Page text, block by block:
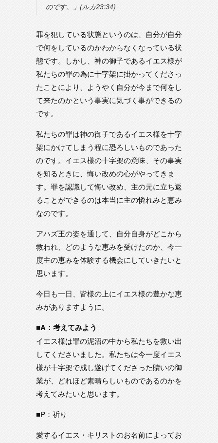
のです。」(ルカ23:34)
罪を犯している状態というのは、自分が自分
で何をしているのかわからなくなっている状
態です。しかし、神の御子であるイエス様が
私たちの罪の為に十字架に掛かってくださっ
たことにより、ようやく自分が今まで何をし
て来たのかという事実に気づく事ができるの
です。
私たちの罪は神の御子であるイエス様を十字
架にかけてしまう程に恐ろしいものであった
のです。イエス様の十字架の意味、その事実
を知るときに、悔い改めの心がやってきま
す。罪を認識して悔い改め、主の元に立ち返
ることができるのは本当に主の憐れみと恵み
なのです。
アハズ王の姿を通して、自分自身がどこから
救われ、どのような恵みを受けたのか、今一
度主の恵みを体験する機会にしていきたいと
思います。
今日も一日、皆様の上にイエス様の豊かな恵
みがありますように。
■A：考えてみよう
イエス様は罪の泥沼の中から私たちを救い出
してくださいました。私たちは今一度イエス
様が十字架で成し遂げてくださった贖いの御
業が、どれほど素晴らしいものであるのかを
考えてみたいと思います。
■P：祈り
愛するイエス・キリストのお名前によってお